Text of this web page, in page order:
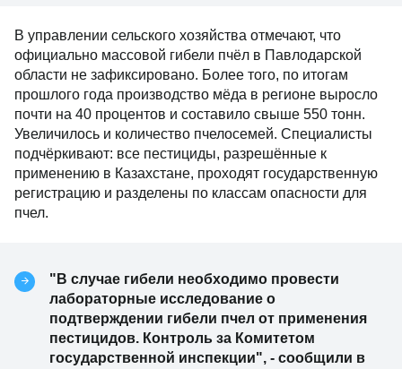
В управлении сельского хозяйства отмечают, что
официально массовой гибели пчёл в Павлодарской
области не зафиксировано. Более того, по итогам
прошлого года производство мёда в регионе выросло
почти на 40 процентов и составило свыше 550 тонн.
Увеличилось и количество пчелосемей. Специалисты
подчёркивают: все пестициды, разрешённые к
применению в Казахстане, проходят государственную
регистрацию и разделены по классам опасности для
пчел.
"В случае гибели необходимо провести
лабораторные исследование о
подтверждении гибели пчел от применения
пестицидов. Контроль за Комитетом
государственной инспекции", - сообщили в